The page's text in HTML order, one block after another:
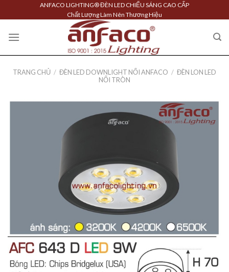
to
content
ANFACO LIGHTING® ĐÈN LED CHIẾU SÁNG CAO CẤP
Chất Lượng Làm Nên Thương Hiệu
TRANG CHỦ / ĐÈN LED DOWNLIGHT NỔI ANFACO / ĐÈN LON LED
NỔI TRÒN